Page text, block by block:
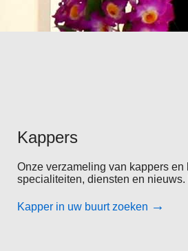
Kappers
Onze verzameling van kappers
specialiteiten, diensten en
Kapper in uw buurt zoeken →